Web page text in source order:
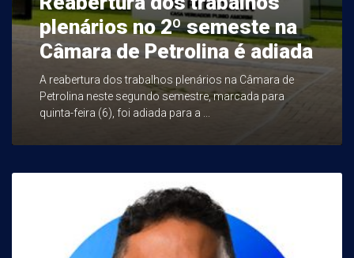
plenários no 2º semeste na
Câmara de Petrolina é adiada
A reabertura dos trabalhos plenários na Câmara de
Petrolina neste segundo semestre, marcada para
quinta-feira (6), foi adiada para a ...